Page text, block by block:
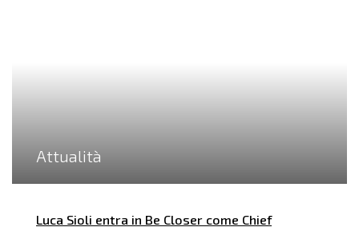
Attualità
Luca Sioli entra in Be Closer come Chief